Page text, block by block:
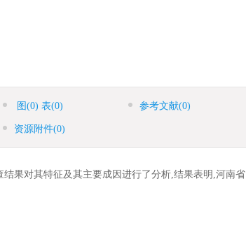
图 (0) 表(0) 参考文献(0)
资源附件(0)
果对其特征及其主要成因进行了分析,结果表明,河南省